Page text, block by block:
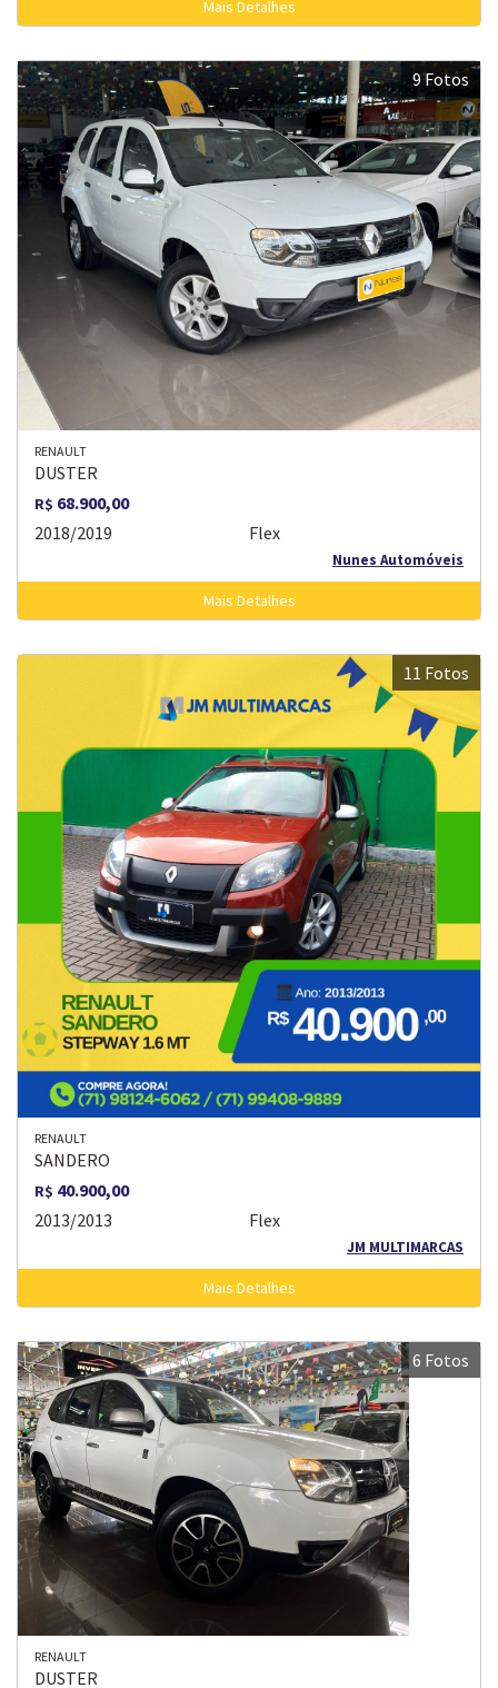
Mais Detalhes
9 Fotos
RENAULT
DUSTER
R$ 68.900,00
2018/2019
Flex
Nunes Automóveis
Mais Detalhes
11 Fotos
RENAULT
SANDERO
R$ 40.900,00
2013/2013
Flex
JM MULTIMARCAS
Mais Detalhes
6 Fotos
RENAULT
DUSTER